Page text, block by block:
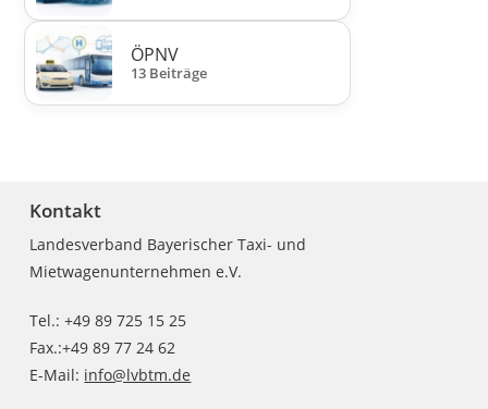
ÖPNV
13 Beiträge
Kontakt
Landesverband Bayerischer Taxi- und
Mietwagenunternehmen e.V.
Tel.: +49 89 725 15 25
Fax.:+49 89 77 24 62
E-Mail: info@lvbtm.de